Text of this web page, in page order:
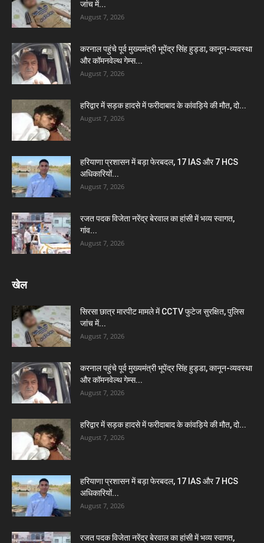
जांच में...
August 7, 2026
करनाल पहुंचे पूर्व मुख्यमंत्री भूपेंद्र सिंह हुड्डा, कानून-व्यवस्था
और कॉमनवेल्थ गेम्स...
August 7, 2026
हरिद्वार में सड़क हादसे में फरीदाबाद के कांवड़िये की मौत, दो...
August 7, 2026
हरियाणा प्रशासन में बड़ा फेरबदल, 17 IAS और 7 HCS
अधिकारियों...
August 7, 2026
रजत पदक विजेता नरेंद्र बेरवाल का हांसी में भव्य स्वागत,
गांव...
August 7, 2026
खेल
सिरसा छात्र मारपीट मामले में CCTV फुटेज सुरक्षित, पुलिस
जांच में...
August 7, 2026
करनाल पहुंचे पूर्व मुख्यमंत्री भूपेंद्र सिंह हुड्डा, कानून-व्यवस्था
और कॉमनवेल्थ गेम्स...
August 7, 2026
हरिद्वार में सड़क हादसे में फरीदाबाद के कांवड़िये की मौत, दो...
August 7, 2026
हरियाणा प्रशासन में बड़ा फेरबदल, 17 IAS और 7 HCS
अधिकारियों...
August 7, 2026
रजत पदक विजेता नरेंद्र बेरवाल का हांसी में भव्य स्वागत,